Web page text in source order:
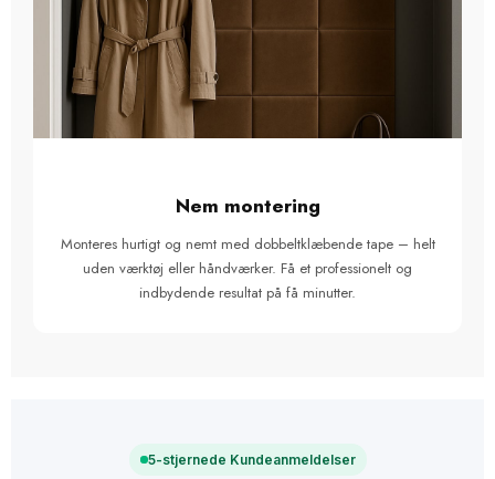
Nem montering
Monteres hurtigt og nemt med dobbeltklæbende tape – helt
uden værktøj eller håndværker. Få et professionelt og
indbydende resultat på få minutter.
5-stjernede Kundeanmeldelser